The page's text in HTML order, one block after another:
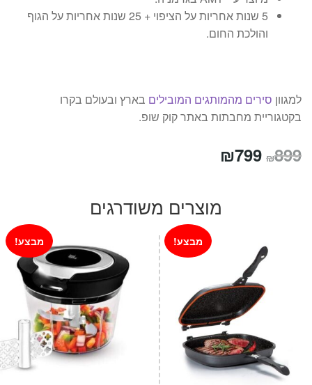
5 שנות אחריות על הציפוי + 25 שנות אחריות על הגוף
והולכת החום.
למגוון סירים מהמותגים המובילים בארץ ובעולם בקרו
בקטגוריית מחבתות באתר קוק שופ.
₪899 המחיר
₪799
הוא:
₪799.
מוצרים משודרגים
מבצע! מבצע!